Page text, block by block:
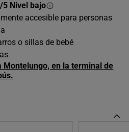
1
2
7 8
9
5 Nivel bajo
accesible para personas
o sillas de bebé
Montelungo, en la terminal de